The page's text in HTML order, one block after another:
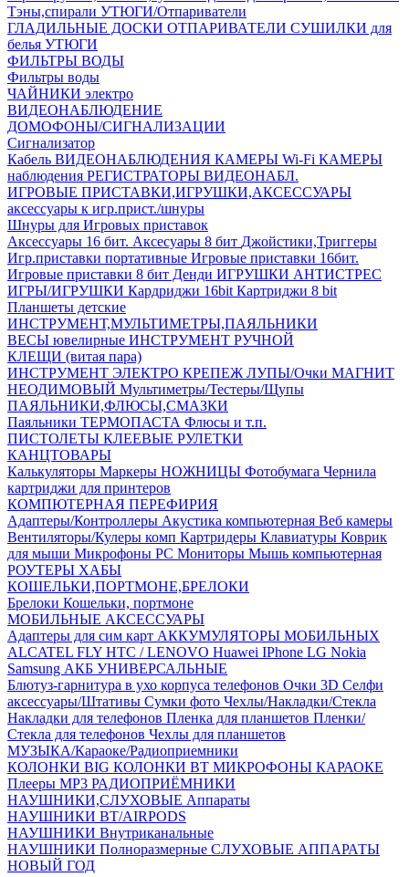
Тэны,спирали УТЮГИ/Отпариватели
ГЛАДИЛЬНЫЕ ДОСКИ ОТПАРИВАТЕЛИ СУШИЛКИ для
белья УТЮГИ
ФИЛЬТРЫ ВОДЫ
Фильтры воды
ЧАЙНИКИ электро
ВИДЕОНАБЛЮДЕНИЕ
ДОМОФОНЫ/СИГНАЛИЗАЦИИ
Сигнализатор
Кабель ВИДЕОНАБЛЮДЕНИЯ КАМЕРЫ Wi-Fi КАМЕРЫ
наблюдения РЕГИСТРАТОРЫ ВИДЕОНАБЛ.
ИГРОВЫЕ ПРИСТАВКИ,ИГРУШКИ,АКСЕССУАРЫ
аксесcуары к игр.прист./шнуры
Шнуры для Игровых приставок
Аксессуары 16 бит. Аксесуары 8 бит Джойстики,Триггеры
Игр.приставки портативные Игровые приставки 16бит.
Игровые приставки 8 бит Денди ИГРУШКИ АНТИСТРЕС
ИГРЫ/ИГРУШКИ Кардриджи 16bit Картриджи 8 bit
Планшеты детские
ИНСТРУМЕНТ,МУЛЬТИМЕТРЫ,ПАЯЛЬНИКИ
ВЕСЫ ювелирные ИНСТРУМЕНТ РУЧНОЙ
КЛЕЩИ (витая пара)
ИНСТРУМЕНТ ЭЛЕКТРО КРЕПЕЖ ЛУПЫ/Очки МАГНИТ
НЕОДИМОВЫЙ Мультиметры/Тестеры/Щупы
ПАЯЛЬНИКИ,ФЛЮСЫ,СМАЗКИ
Паяльники ТЕРМОПАСТА Флюсы и т.п.
ПИСТОЛЕТЫ КЛЕЕВЫЕ РУЛЕТКИ
КАНЦТОВАРЫ
Калькуляторы Маркеры НОЖНИЦЫ Фотобумага Чернила
картриджи для принтеров
КОМПЮТЕРНАЯ ПЕРЕФИРИЯ
Адаптеры/Контроллеры Акустика компьютерная Веб камеры
Вентиляторы/Кулеры комп Картридеры Клавиатуры Коврик
для мыши Микрофоны PC Мониторы Мышь компьютерная
РОУТЕРЫ ХАБЫ
КОШЕЛЬКИ,ПОРТМОНЕ,БРЕЛОКИ
Брелоки Кошельки, портмоне
МОБИЛЬНЫЕ АКСЕССУАРЫ
Адаптеры для сим карт АККУМУЛЯТОРЫ МОБИЛЬНЫХ
ALCATEL FLY HTC / LENOVO Huawei IPhone LG Nokia
Samsung АКБ УНИВЕРСАЛЬНЫЕ
Блютуз-гарнитура в ухо корпуса телефонов Очки 3D Селфи
аксессуары/Штативы Сумки фото Чехлы/Накладки/Стекла
Накладки для телефонов Пленка для планшетов Пленки/
Стекла для телефонов Чехлы для планшетов
МУЗЫКА/Караоке/Радиоприемники
КОЛОНКИ BIG КОЛОНКИ BT МИКРОФОНЫ КАРАОКЕ
Плееры MP3 РАДИОПРИЁМНИКИ
НАУШНИКИ,СЛУХОВЫЕ Аппараты
НАУШНИКИ BT/AIRPODS
НАУШНИКИ Внутриканальные
НАУШНИКИ Полноразмерные СЛУХОВЫЕ АППАРАТЫ
НОВЫЙ ГОД